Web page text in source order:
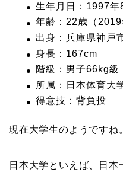
生年月日：1997年
年齢：22歳（2019
出身：兵庫県神戸
身長：167cm
階級：男子66kg級
所属：日本体育大
得意技：背負投
現在大学生のようですね
日本大学といえば、日本